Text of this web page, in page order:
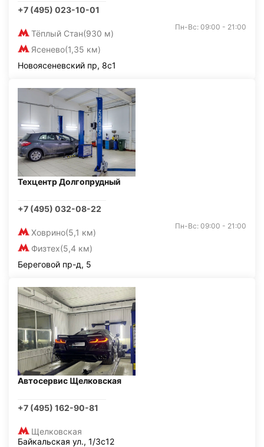
+7 (495) 023-10-01
Тёплый Стан(930 м)
Ясенево(1,35 км)
Пн-Вс: 09:00 - 21:00
Новоясеневский пр, 8с1
Техцентр Долгопрудный
+7 (495) 032-08-22
Ховрино(5,1 км)
Физтех(5,4 км)
Пн-Вс: 09:00 - 21:00
Береговой пр-д, 5
Автосервис Щелковская
+7 (495) 162-90-81
Щелковская
Байкальская ул., 1/3с12